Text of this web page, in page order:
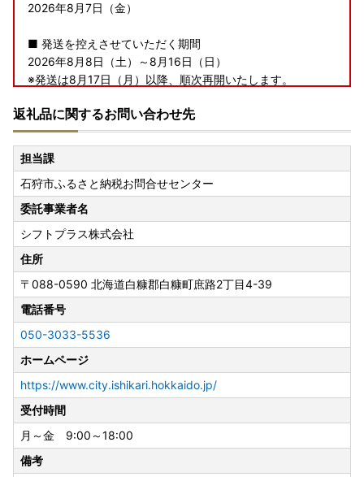
2026年8月7日（金）
■ 発送を控えさせていただく期間
2026年8月8日（土）～8月16日（日）
※発送は8月17日（月）以降、順次再開いたします。
--------
なお、寄附のお申し込みは、お盆期間中も通常どおり受け付
けております。
※青果物につきましては、収穫状況により、発送を控える期
間中でも発送させていただく場合がございます。
※ご不在等によりお受け取りが難しい場合は、お早めに石狩
市ふるさと納税お問合せセンターまでご連絡ください。
※原則、お盆期間中の発送は控えさせていただきますが、一
部の返礼品につきましては8月8日以降も発送する場合がご
ざいます。
※返礼品のお受取日のご指定は承ることができません。あら
かじめご了承ください。
返礼品に関するお問い合わせ先
担当課
石狩市ふるさと納税お問合せセンター
委託事業者名
シフトプラス株式会社
住所
〒088-0590 北海道白糠郡白糠町庶路2丁目4-39
電話番号
050-3033-5536
ホームページ
https://www.city.ishikari.hokkaido.jp/
受付時間
月～金 9:00～18:00
備考